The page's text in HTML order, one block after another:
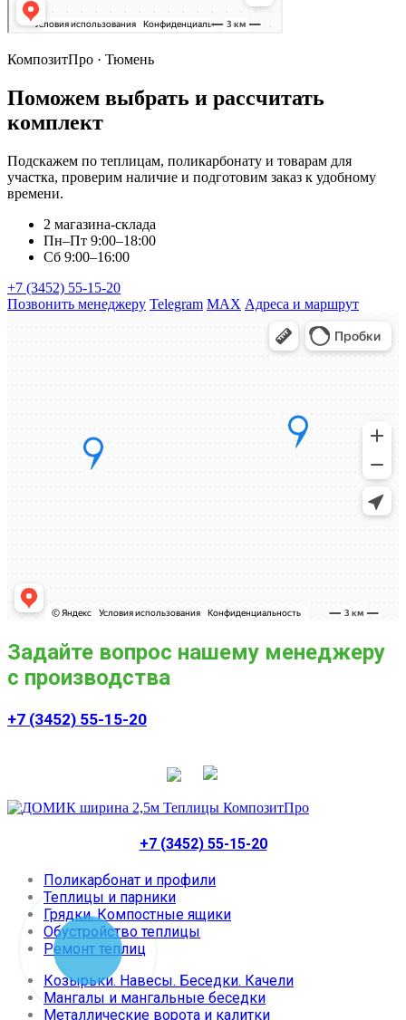
КомпозитПро · Тюмень
Поможем выбрать и рассчитать
комплект
Подскажем по теплицам, поликарбонату и товарам для
участка, проверим наличие и подготовим заказ к удобному
времени.
2 магазина-склада
Пн–Пт 9:00–18:00
Сб 9:00–16:00
+7 (3452) 55-15-20
Позвонить менеджеру Telegram MAX Адреса и маршрут
Задайте вопрос нашему менеджеру
с производства
+7 (3452) 55-15-20
+7 (3452) 55-15-20
Поликарбонат и профили
Теплицы и парники
Грядки. Компостные ящики
Обустройство теплицы
Ремонт теплиц
Козырьки. Навесы. Беседки. Качели
Мангалы и мангальные беседки
Металлические ворота и калитки